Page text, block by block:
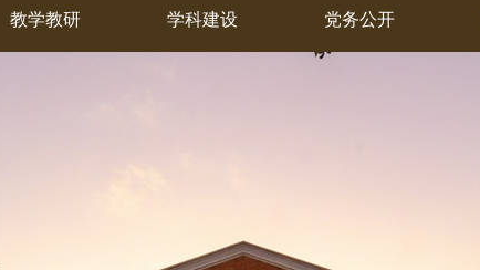
教学教研 学科建设 党务公开